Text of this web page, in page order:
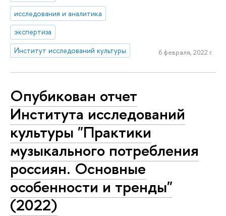
исследования и аналитика
экспертиза
Институт исследований культуры
6 февраля, 2022 г.
Опубикован отчет
Института исследований
культуры "Практики
музыкального потребления
россиян. Основные
особенности и тренды"
(2022)